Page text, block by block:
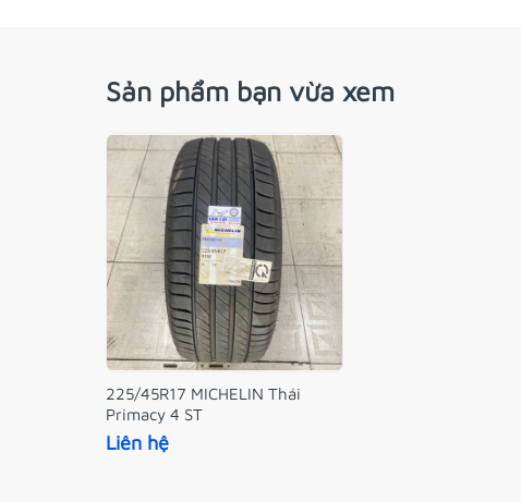
Sản phẩm bạn vừa xem
225/45R17 MICHELIN Thái
Primacy 4 ST
Liên hệ